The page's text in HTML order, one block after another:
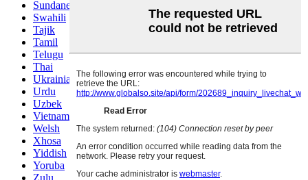
Sundanese
Swahili
Tajik
Tamil
Telugu
Thai
Ukrainian
Urdu
Uzbek
Vietnamese
Welsh
Xhosa
Yiddish
Yoruba
Zulu